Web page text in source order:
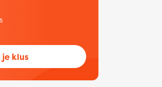
je klus